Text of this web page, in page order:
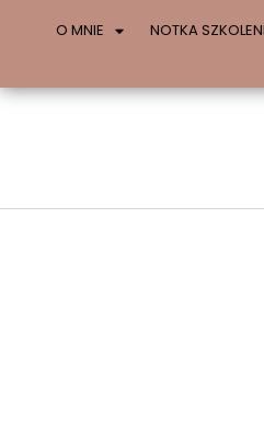
O MNIE NOTKA